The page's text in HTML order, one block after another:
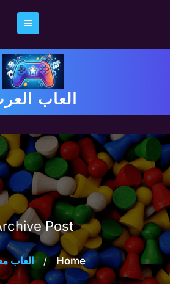
العاب
Post
Home
/ العاب